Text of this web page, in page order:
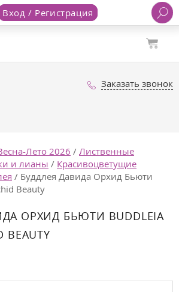
Вход / Регистрация
Заказать звонок
Лето 2026 / Лиственные
и лианы / Красивоцветущие
/ Буддлея Давида Орхид Бьюти
Beauty
ОРХИД БЬЮТИ BUDDLEIA
BEAUTY